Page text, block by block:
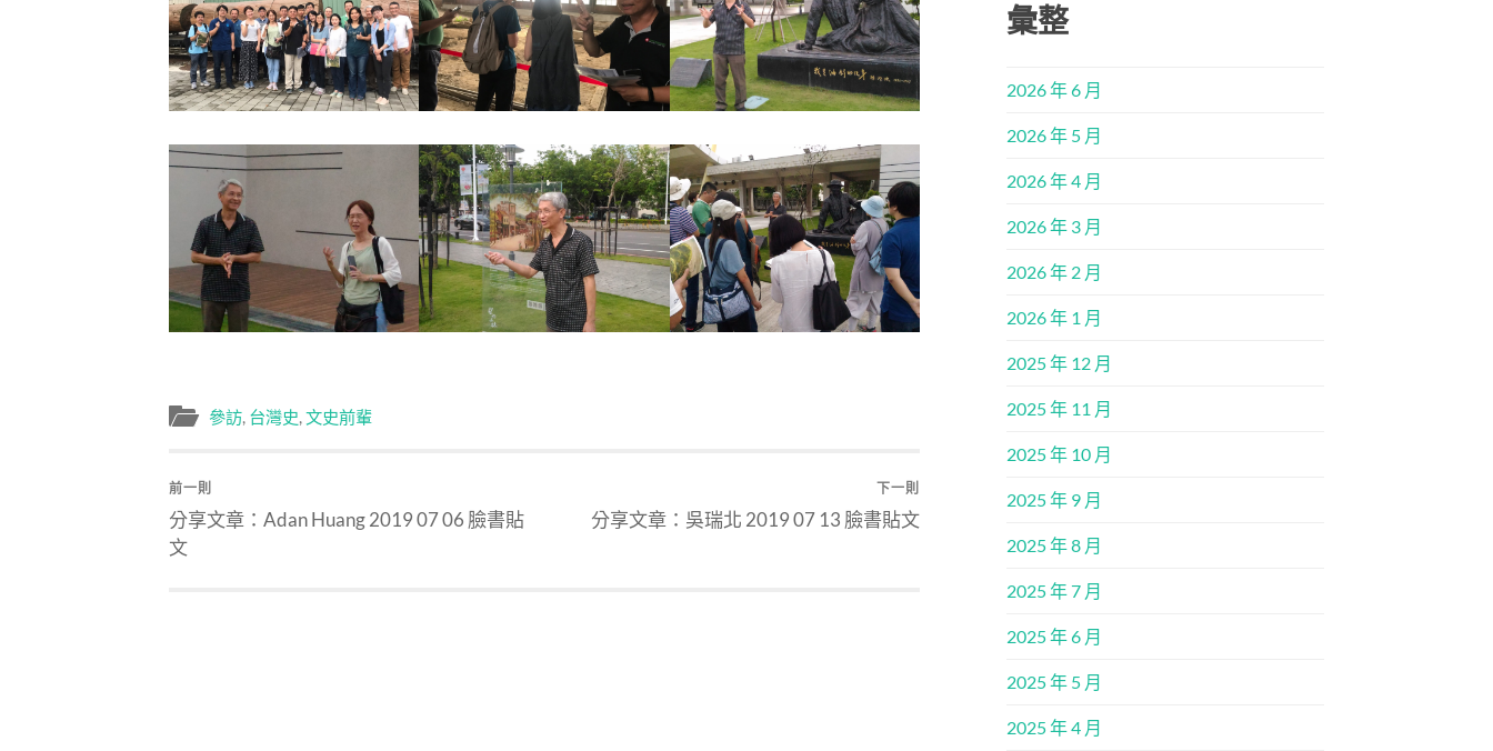
參訪, 台灣史,文史前輩
前一則
分享文章：Adan Huang 2019 07 06 臉書貼
文
下一則
分享文章：吳瑞北 2019 07 13 臉書貼文
彙整
2026 年 6 月
2026 年 5 月
2026 年 4 月
2026 年 3 月
2026 年 2 月
2026 年 1 月
2025 年 12 月
2025 年 11 月
2025 年 10 月
2025 年 9 月
2025 年 8 月
2025 年 7 月
2025 年 6 月
2025 年 5 月
2025 年 4 月